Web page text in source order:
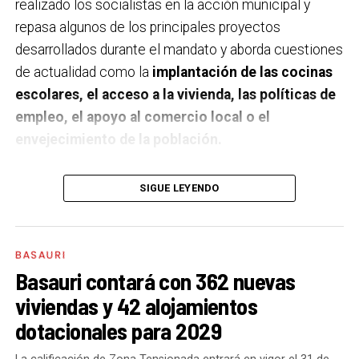
realizado los socialistas en la acción municipal y
repasa algunos de los principales proyectos
desarrollados durante el mandato y aborda cuestiones
de actualidad como la implantación de las cocinas
escolares, el acceso a la vivienda, las políticas de
empleo, el apoyo al comercio local o el
envejecimiento de la población.
A un año de acabar la legislatura, ¿qué balance
haces de la gestión del PSE en tus áreas dentro
del equipo de gobierno y qué proyectos
los gobiernos sirve para transformar y mejorar la vida
de las personas y, por eso, tan importante como la
gestión en las áreas de nuestra responsabilidad es la
SIGUE LEYENDO
BASAURI
Basauri contará con 362 nuevas
viviendas y 42 alojamientos
dotacionales para 2029